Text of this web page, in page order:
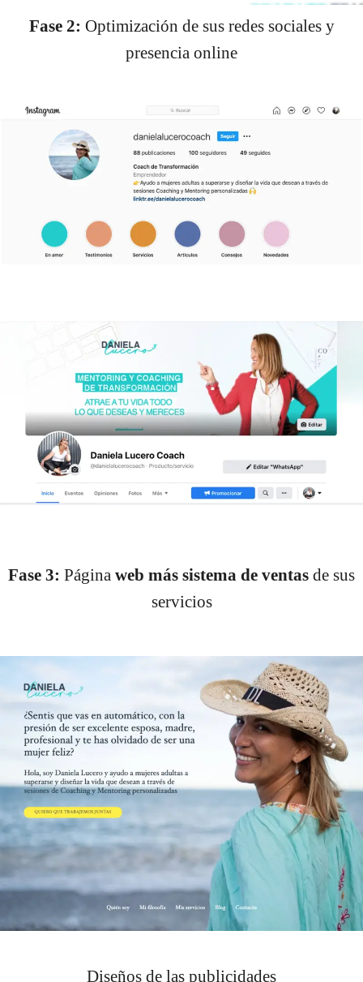
Fase 2: Optimización de sus redes sociales y
presencia online
Fase 3: Página web más sistema de ventas de sus
servicios
Diseños de las publicidades